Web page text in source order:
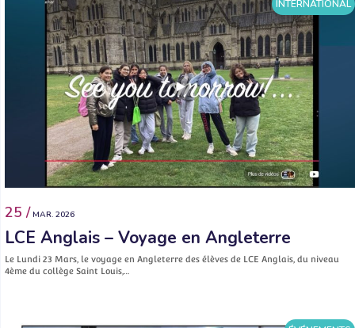
INTERNATIONAL
25 / MAR. 2026
LCE Anglais – Voyage en Angleterre
Le Lundi 23 Mars, le voyage en Angleterre des élèves de LCE Anglais, du niveau
4ème du collège Saint Louis,…